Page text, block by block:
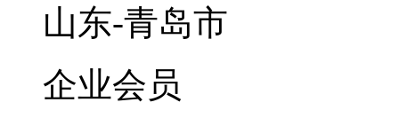
山东-青岛市
企业会员